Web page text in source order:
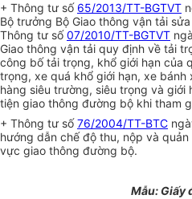
+ Thông tư số 65/2013/TT-BGTVT
Bộ trưởng Bộ Giao thông vận tải
Thông tư số07/2010/TT-BGTVT
Giao thông vận tải quy định về tải
công bố tải trọng, khổ giới hạn của
trọng, xe quá khổ giới hạn, xe
hàng siêu trường, siêu trọng và giới
tiện giao thông đường bộ khi tham
+ Thông tư số76/2004/TT-BTC
hướng dẫn chế độ thu, nộp và
vực giao thông đường bộ.
Mẫu: Giấy